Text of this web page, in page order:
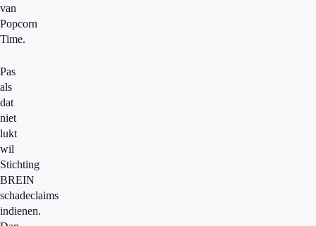
van
Popcorn
Time.
Pas
als
dat
niet
lukt
wil
Stichting
BREIN
schadeclaims
indienen.